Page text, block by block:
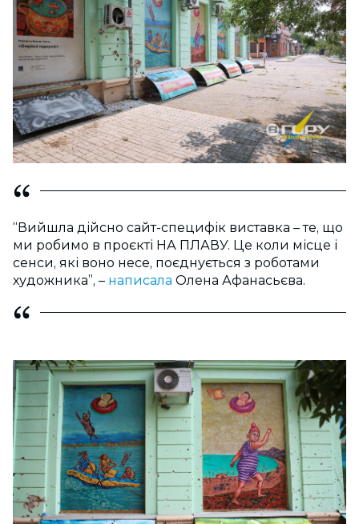
“Вийшла дійсно сайт-специфік виставка – те, що
ми робимо в проєкті НА ПЛАВУ. Це коли місце і
сенси, які воно несе, поєднується з роботами
художника”, – написала Олена Афанасьєва.